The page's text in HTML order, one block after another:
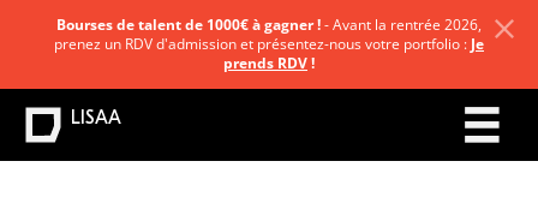
Bourses de talent de 1000€ à gagner !- Avant la rentrée 2026,
prenez un RDV d'admission et présentez-nous votre portfolio : Je
prends RDV!
LISAA